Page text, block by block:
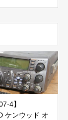
4】
ケンウッド オ